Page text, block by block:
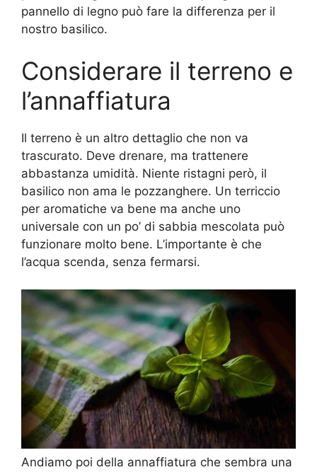
pannello di legno può fare la differenza per il
nostro basilico.
Considerare il terreno e
l’annaffiatura
Il terreno è un altro dettaglio che non va
trascurato. Deve drenare, ma trattenere
abbastanza umidità. Niente ristagni però, il
basilico non ama le pozzanghere. Un terriccio
per aromatiche va bene ma anche uno
universale con un po’ di sabbia mescolata può
funzionare molto bene. L’importante è che
l’acqua scenda, senza fermarsi.
Andiamo poi della annaffiatura che sembra una